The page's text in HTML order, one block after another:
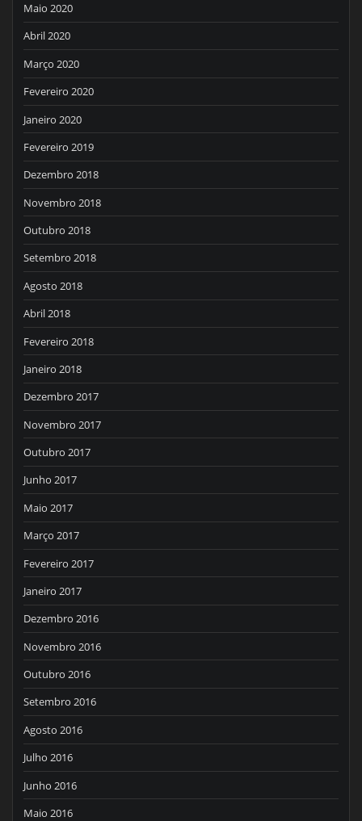
Maio 2020
Abril 2020
Março 2020
Fevereiro 2020
Janeiro 2020
Fevereiro 2019
Dezembro 2018
Novembro 2018
Outubro 2018
Setembro 2018
Agosto 2018
Abril 2018
Fevereiro 2018
Janeiro 2018
Dezembro 2017
Novembro 2017
Outubro 2017
Junho 2017
Maio 2017
Março 2017
Fevereiro 2017
Janeiro 2017
Dezembro 2016
Novembro 2016
Outubro 2016
Setembro 2016
Agosto 2016
Julho 2016
Junho 2016
Maio 2016